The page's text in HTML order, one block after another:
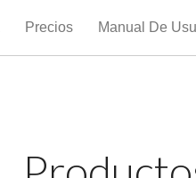
Precios Manual De